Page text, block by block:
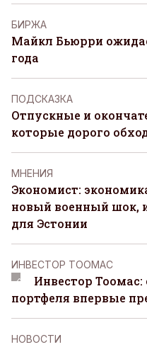
БИРЖА
Майкл Бьюрри
года
ПОДСКАЗКА
Отпускные и
которые дорого
MНЕНИЯ
Экономист:
новый военный шок,
для Эстонии
ИНВЕСТОР ТООМАС
Инвестор Тоомас:
портфеля впервые
НОВОСТИ